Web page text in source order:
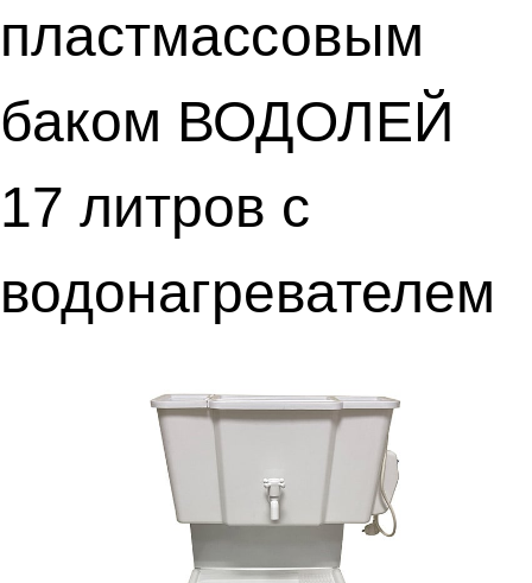
пластмассовым
баком ВОДОЛЕЙ
17 литров с
водонагревателем